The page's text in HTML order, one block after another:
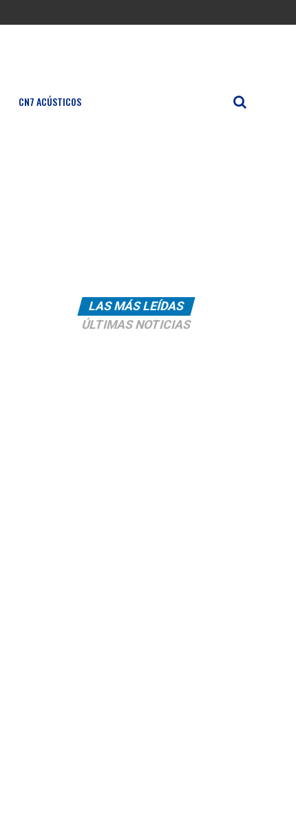
CN7 ACÚSTICOS
LAS MÁS LEÍDAS
ÚLTIMAS NOTICIAS